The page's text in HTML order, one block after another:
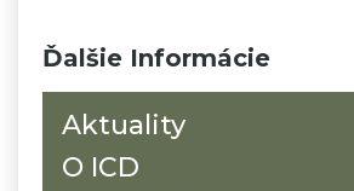
Ďalšie Informácie
Aktuality
O ICD